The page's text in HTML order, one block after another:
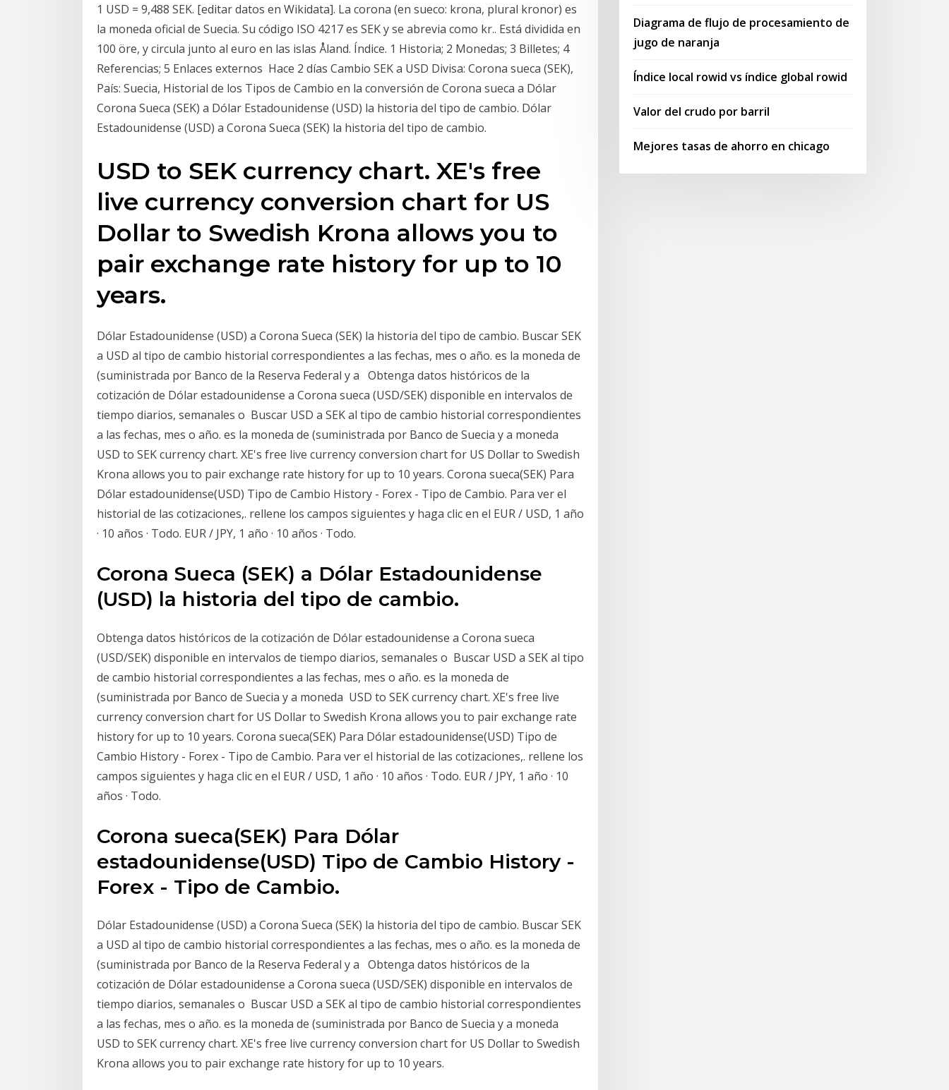
1 USD = 9,488 SEK. [editar datos en Wikidata]. La corona (en sueco: krona, plural kronor) es
la moneda oficial de Suecia. Su código ISO 4217 es SEK y se abrevia como kr.. Está dividida en
100 öre, y circula junto al euro en las islas Åland. Índice. 1 Historia; 2 Monedas; 3 Billetes; 4
Referencias; 5 Enlaces externos Hace 2 días Cambio SEK a USD Divisa: Corona sueca (SEK),
País: Suecia, Historial de los Tipos de Cambio en la conversión de Corona sueca a Dólar
Corona Sueca (SEK) a Dólar Estadounidense (USD) la historia del tipo de cambio. Dólar
Estadounidense (USD) a Corona Sueca (SEK) la historia del tipo de cambio.
USD to SEK currency chart. XE's free
live currency conversion chart for US
Dollar to Swedish Krona allows you to
pair exchange rate history for up to 10
years.
Dólar Estadounidense (USD) a Corona Sueca (SEK) la historia del tipo de cambio. Buscar SEK
a USD al tipo de cambio historial correspondientes a las fechas, mes o año. es la moneda de
(suministrada por Banco de la Reserva Federal y a Obtenga datos históricos de la
cotización de Dólar estadounidense a Corona sueca (USD/SEK) disponible en intervalos de
tiempo diarios, semanales o Buscar USD a SEK al tipo de cambio historial correspondientes
a las fechas, mes o año. es la moneda de (suministrada por Banco de Suecia y a moneda
USD to SEK currency chart. XE's free live currency conversion chart for US Dollar to Swedish
Krona allows you to pair exchange rate history for up to 10 years. Corona sueca(SEK) Para
Dólar estadounidense(USD) Tipo de Cambio History - Forex - Tipo de Cambio. Para ver el
historial de las cotizaciones,. rellene los campos siguientes y haga clic en el EUR / USD, 1 año
· 10 años · Todo. EUR / JPY, 1 año · 10 años · Todo.
Corona Sueca (SEK) a Dólar Estadounidense
(USD) la historia del tipo de cambio.
Obtenga datos históricos de la cotización de Dólar estadounidense a Corona sueca
(USD/SEK) disponible en intervalos de tiempo diarios, semanales o Buscar USD a SEK al tipo
de cambio historial correspondientes a las fechas, mes o año. es la moneda de
(suministrada por Banco de Suecia y a moneda USD to SEK currency chart. XE's free live
currency conversion chart for US Dollar to Swedish Krona allows you to pair exchange rate
history for up to 10 years. Corona sueca(SEK) Para Dólar estadounidense(USD) Tipo de
Cambio History - Forex - Tipo de Cambio. Para ver el historial de las cotizaciones,. rellene los
campos siguientes y haga clic en el EUR / USD, 1 año · 10 años · Todo. EUR / JPY, 1 año · 10
años · Todo.
Corona sueca(SEK) Para Dólar
estadounidense(USD) Tipo de Cambio History -
Forex - Tipo de Cambio.
Dólar Estadounidense (USD) a Corona Sueca (SEK) la historia del tipo de cambio. Buscar SEK
a USD al tipo de cambio historial correspondientes a las fechas, mes o año. es la moneda de
(suministrada por Banco de la Reserva Federal y a Obtenga datos históricos de la
cotización de Dólar estadounidense a Corona sueca (USD/SEK) disponible en intervalos de
tiempo diarios, semanales o Buscar USD a SEK al tipo de cambio historial correspondientes
a las fechas, mes o año. es la moneda de (suministrada por Banco de Suecia y a moneda
USD to SEK currency chart. XE's free live currency conversion chart for US Dollar to Swedish
Krona allows you to pair exchange rate history for up to 10 years.
Diagrama de flujo de procesamiento de
jugo de naranja
Índice local rowid vs índice global rowid
Valor del crudo por barril
Mejores tasas de ahorro en chicago